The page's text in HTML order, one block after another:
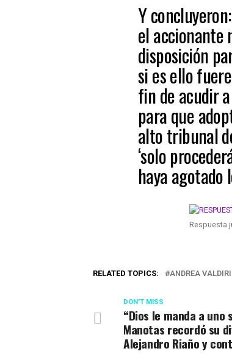
Y
el accionante
disposición
si es ello
fin de acudir
para que
alto tribunal
‘solo
haya agotado
Respuesta
RELATED TOPICS: ANDREA VALDIRI
DON'T MISS
“Dios le manda a uno
Manotas recordó su
Alejandro Riaño y